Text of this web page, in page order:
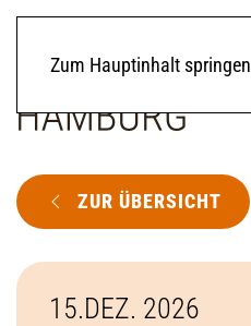
Zum Hauptinhalt springen
ZUR ÜBERSICHT
15.DEZ. 2026